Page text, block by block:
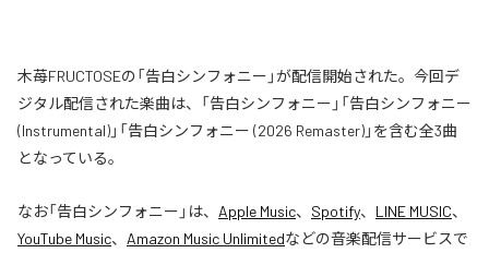
木苺FRUCTOSEの「告白シンフォニー」が配信開始された。今回デ
ジタル配信された楽曲は、「告白シンフォニー」「告白シンフォニー
(Instrumental)」「告白シンフォニー (2026 Remaster)」を含む全3曲
となっている。
なお「告白シンフォニー 」は、 Apple Music、 Spotify、 LINE MUSIC、
YouTube Music、 Amazon Music Unlimitedなどの音楽配信サービスで